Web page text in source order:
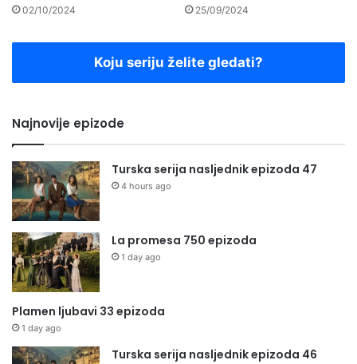
02/10/2024 25/09/2024
Koju seriju želite gledati?
Najnovije epizode
Turska serija nasljednik epizoda 47
4 hours ago
La promesa 750 epizoda
1 day ago
Plamen ljubavi 33 epizoda
1 day ago
Turska serija nasljednik epizoda 46